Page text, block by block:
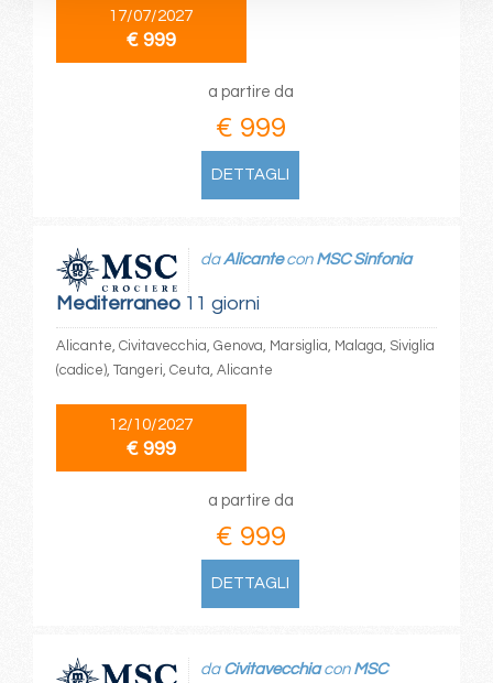
17/07/2027
€ 999
a partire da
€ 999
DETTAGLI
Mediterraneo11 giorni
daAlicantecon MSC Sinfonia
Alicante, Civitavecchia, Genova, Marsiglia, Malaga, Siviglia
(cadice), Tangeri, Ceuta, Alicante
12/10/2027
€ 999
a partire da
€ 999
DETTAGLI
da Civitavecchiacon MSC